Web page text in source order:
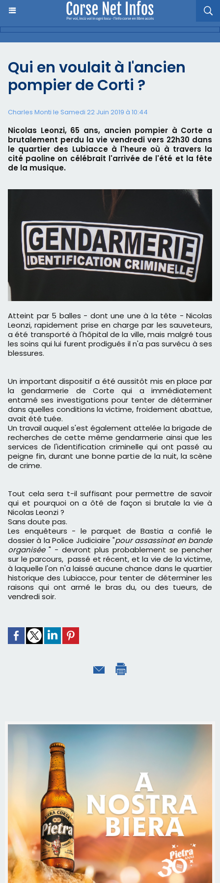
Qui en voulait à l'ancien
pompier de Corti ?
Charles Monti le Samedi 22 Juin 2019 à 10:44
Nicolas Leonzi, 65 ans, ancien pompier à Corte a
brutalement perdu la vie vendredi vers 22h30 dans
le quartier des Lubiacce à l'heure où à travers la
cité paoline on célébrait l'arrivée de l'été et la fête
de la musique.
Atteint par 5 balles - dont une une à la tête - Nicolas
Leonzi, rapidement prise en charge par les sauveteurs,
a été transporté à l'hôpital de la ville, mais malgré tous
les soins qui lui furent prodigués il n'a pas survécu à ses
blessures.
Un important dispositif a été aussitôt mis en place par
la gendarmerie de Corte qui a immédiatement
entamé ses investigations pour tenter de déterminer
dans quelles conditions la victime, froidement abattue,
avait été tuée.
Un travail auquel s'est également attelée la brigade de
recherches de cette même gendarmerie ainsi que les
services de l'identification criminelle qui ont passé au
peigne fin, durant une bonne partie de la nuit, la scène
de crime.
Tout cela sera t-il suffisant pour permettre de savoir
qui et pourquoi on a ôté de façon si brutale la vie à
Nicolas Leonzi ?
Sans doute pas.
Les enquêteurs - le parquet de Bastia a confié le
dossier à la Police Judiciaire "pour assassinat en bande
organisée " - devront plus probablement se pencher
sur le parcours, passé et récent, et la vie de la victime,
à laquelle l'on n'a laissé aucune chance dans le quartier
historique des Lubiacce, pour tenter de déterminer les
raisons qui ont armé le bras du, ou des tueurs, de
vendredi soir.